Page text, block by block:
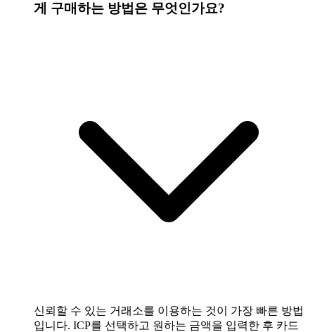
게 구매하는 방법은 무엇인가요?
신뢰할 수 있는 거래소를 이용하는 것이 가장 빠른 방법
입니다. ICP를 선택하고 원하는 금액을 입력한 후 카드